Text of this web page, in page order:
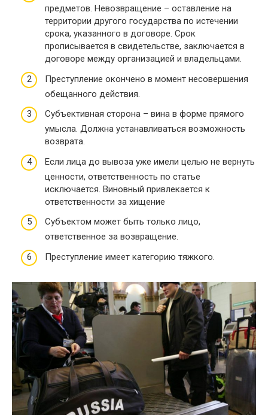
предметов. Невозвращение – оставление на
территории другого государства по истечении
срока, указанного в договоре. Срок
прописывается в свидетельстве, заключается в
договоре между организацией и владельцами.
Преступление окончено в момент несовершения
обещанного действия.
Субъективная сторона – вина в форме прямого
умысла. Должна устанавливаться возможность
возврата.
Если лица до вывоза уже имели целью не вернуть
ценности, ответственность по статье
исключается. Виновный привлекается к
ответственности за хищение
Субъектом может быть только лицо,
ответственное за возвращение.
Преступление имеет категорию тяжкого.